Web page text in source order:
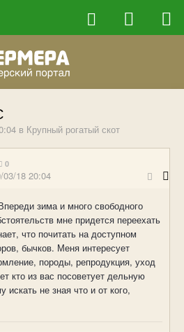
в Крупный рогатый скот
0
03/18 20:04
зима и много свободного
мне придется переехать
что почитать на доступном
бычков. Меня интересует
породы, репродукция, уход
кто из вас посоветует дельную
не зная что и от кого,